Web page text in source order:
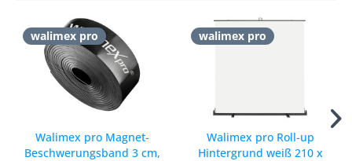
walimex pro
Walimex pro Magnet-
Beschwerungsband 3 cm,
walimex pro
Walimex pro Roll-up
Hintergrund weiß 210 x